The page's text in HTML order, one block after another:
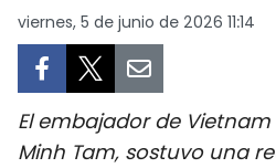
SALUD -
viernes, 5 de junio de 2026 11:14
El embajador de Vietnam
Minh Tam, sostuvo una